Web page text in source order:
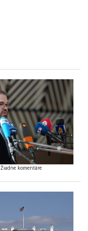
Žiadne komentáre